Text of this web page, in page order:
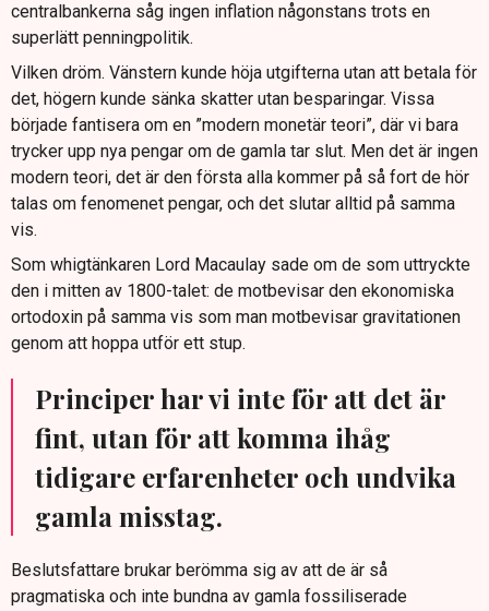
centralbankerna såg ingen inflation någonstans trots en
superlätt penningpolitik.
Vilken dröm. Vänstern kunde höja utgifterna utan att betala för
det, högern kunde sänka skatter utan besparingar. Vissa
började fantisera om en ”modern monetär teori”, där vi bara
trycker upp nya pengar om de gamla tar slut. Men det är ingen
modern teori, det är den första alla kommer på så fort de hör
talas om fenomenet pengar, och det slutar alltid på samma
vis.
Som whigtänkaren Lord Macaulay sade om de som uttryckte
den i mitten av 1800-talet: de motbevisar den ekonomiska
ortodoxin på samma vis som man motbevisar gravitationen
genom att hoppa utför ett stup.
Principer har vi inte för att det är
fint, utan för att komma ihåg
tidigare erfarenheter och undvika
gamla misstag.
Beslutsfattare brukar berömma sig av att de är så
pragmatiska och inte bundna av gamla fossiliserade